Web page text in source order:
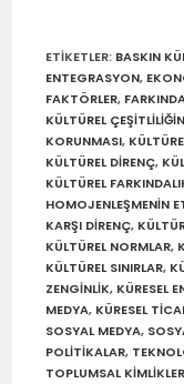
ETIKETLER: BASKIN
ENTEGRASYON,
FAKTÖRLER,
KÜLTÜREL
KORUNMASI,
KÜLTÜREL DIRENÇ,
KÜLTÜREL
HOMOJENLEŞMENIN
KARŞI DIRENÇ,
KÜLTÜREL NORMLAR,
KÜLTÜREL SINIRLAR,
ZENGINLIK, KÜRESEL
MEDYA, KÜRESEL
SOSYAL MEDYA,
POLITIKALAR,
TOPLUMSAL